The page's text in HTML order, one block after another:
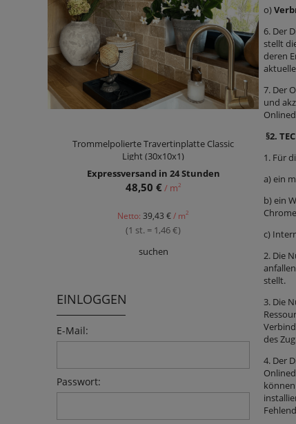
Trommelpolierte Travertinplatte Classic
Light (30x10x1)
Expressversand in 24 Stunden
48,50 € / m2
Netto: 39,43 €/ m2
(1 st. = 1,46 €)
suchen
EINLOGGEN
E-Mail:
Passwort:
o)
6. Der
stellt
deren
7. Der
und
§2.
1. Für
a) ein
b) ein
c)
2. Die
stellt.
3. Die
des
4. Der